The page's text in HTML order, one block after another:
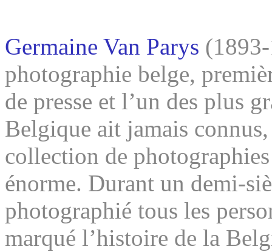
Germaine Van Parys
photographie belge,
de presse et l’un des plus
Belgique ait jamais
collection de
énorme. Durant un demi-
photographié tous les
marqué l’histoire de la